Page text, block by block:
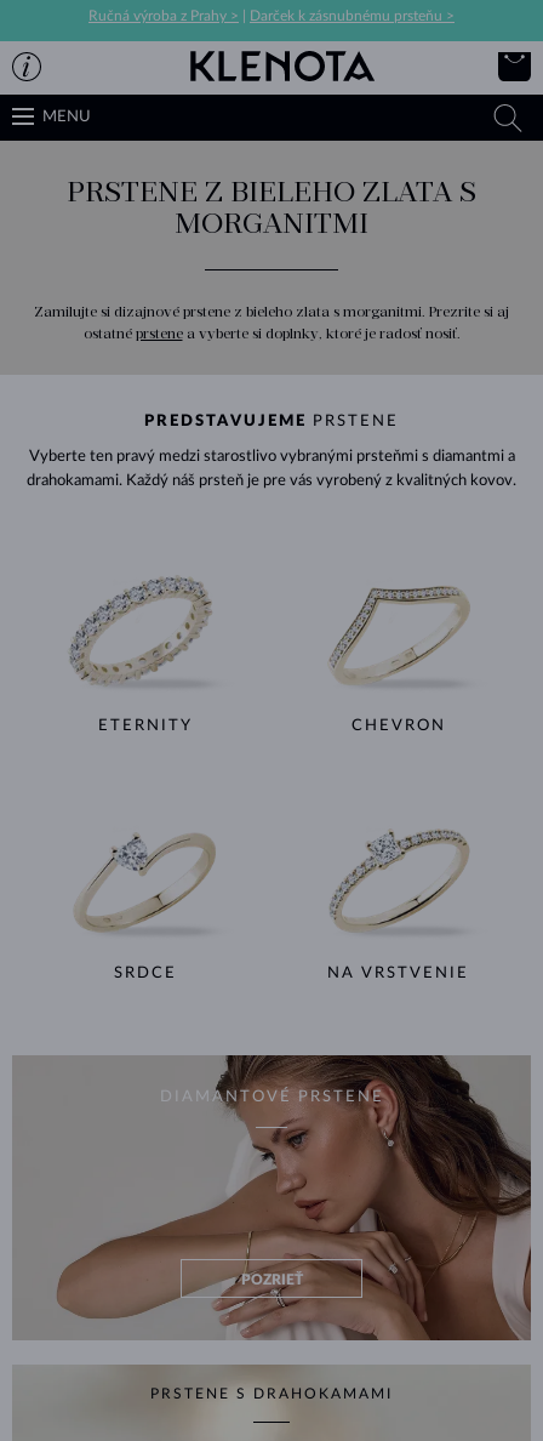
Ručná výroba z Prahy > Darček k zásnubnému prsteňu >
MENU
PRSTENE Z BIELEHO ZLATA S
MORGANITMI
Zamilujte si dizajnové prstene z bieleho zlata s morganitmi. Prezrite si aj
ostatné prstenea vyberte si doplnky, ktoré je radosť nosiť.
PREDSTAVUJEME PRSTENE
Vyberte ten pravý medzi starostlivo vybranými prsteňmi s diamantmi a
drahokamami. Každý náš prsteň je pre vás vyrobený z kvalitných kovov.
ETERNITY CHEVRON
SRDCE NA VRSTVENIE
DIAMANTOVÉ PRSTENE
POZRIEŤ
PRSTENE S DRAHOKAMAMI